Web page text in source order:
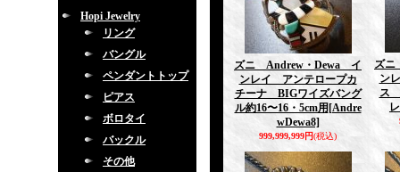
Hopi Jewelry
リング
バングル
ペンダントトップ
ピアス
ボロタイ
バックル
その他
ズニ Andrew・Dewa イ
ンレイ アンテロープカ
チーナ BIGワイズバング
ル約16〜16・5cm用 [Andre
wDewa8]
999,999,999円(税込)
ズ
ン
ス